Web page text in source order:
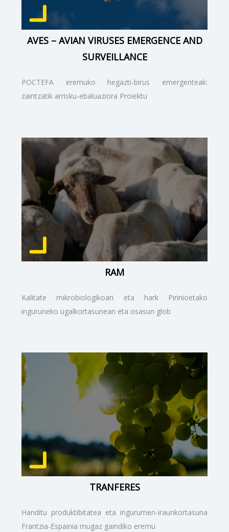
AVES – AVIAN VIRUSES EMERGENCE AND
SURVEILLANCE
POCTEFA eremuko hegazti-birus emergenteak:
zaintzatik arrisku-ebaluaziora Proiektu
RAM
Kalitate mikrobiologikoari eta hark Pirinioetako
inguruneko ugalkortasunean eta osasun glob
TRANFERES
Handitu produktibitatea eta ingurumen-iraunkortasuna
Frantzia-Espainia mugaz gaindiko eremu